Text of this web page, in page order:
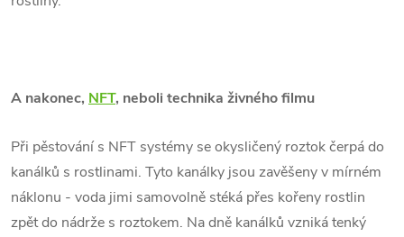
A nakonec, NFT, neboli technika živného filmu
Při pěstování s NFT systémy se okysličený roztok čerpá do
kanálků s rostlinami. Tyto kanálky jsou zavěšeny v mírném
náklonu - voda jimi samovolně stéká přes kořeny rostlin
zpět do nádrže s roztokem. Na dně kanálků vzniká tenký